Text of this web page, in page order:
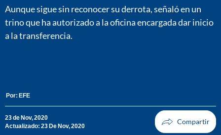
Aunque sigue sin reconocer su derrota, señaló en un
trino que ha autorizado a la oficina encargada dar inicio
a la transferencia.
Por: EFE
23 de Nov, 2020
Actualizado: 23 De Nov, 2020